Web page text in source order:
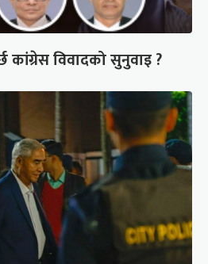
कांग्रेस विवादको सुनुवाइ ?